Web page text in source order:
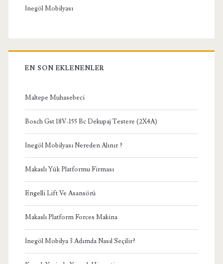
İnegöl Mobilyası
EN SON EKLENENLER
Maltepe Muhasebeci
Bosch Gst 18V-155 Bc Dekupaj Testere (2X4A)
İnegöl Mobilyası Nereden Alınır ?
Makaslı Yük Platformu Firması
Engelli Lift Ve Asansörü
Makaslı Platform Forces Makina
İnegöl Mobilya 3 Adımda Nasıl Seçilir?